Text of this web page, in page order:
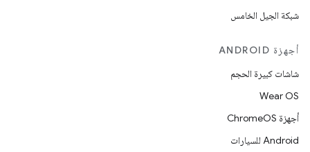
شبكة الجيل الخامس
أجهزة ANDROID
شاشات كبيرة الحجم
Wear OS
أجهزة ChromeOS
Android للسيارات